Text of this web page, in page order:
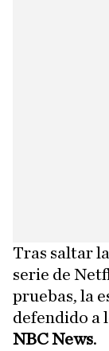
Tras saltar
serie de
pruebas, la
defendido a
NBC News.